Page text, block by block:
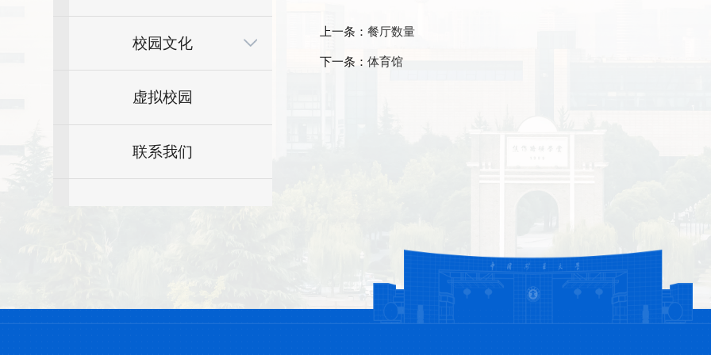
校园文化
虚拟校园
联系我们
上一条： 餐厅数量
下一条： 体育馆